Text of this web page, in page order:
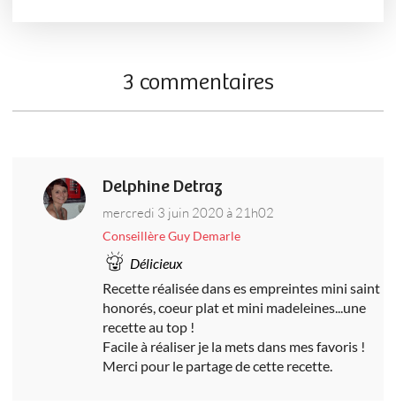
3 commentaires
Delphine Detraz
mercredi 3 juin 2020 à 21h02
Conseillère Guy Demarle
Délicieux
Recette réalisée dans es empreintes mini saint
honorés, coeur plat et mini madeleines...une
recette au top !
Facile à réaliser je la mets dans mes favoris !
Merci pour le partage de cette recette.